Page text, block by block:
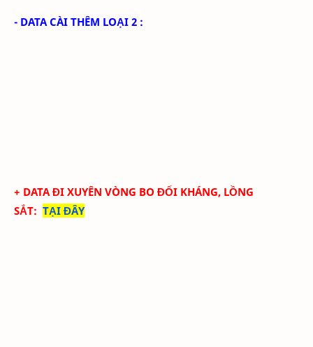
- DATA CÀI THÊM LOẠI 2 :
+ DATA ĐI XUYÊN VÒNG BO ĐỐI KHÁNG, LỒNG
SẮT: TẠI ĐÂY